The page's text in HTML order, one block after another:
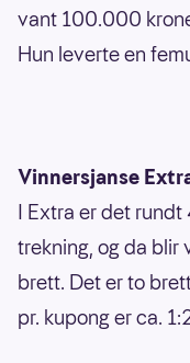
vant 100.000
Hun leverte en
Vinnersjanse
I Extra er det
trekning, og da blir
brett. Det er to
pr. kupong er ca.